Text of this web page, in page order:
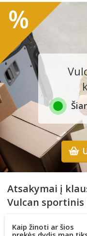
%
Atsakymai į
Vulcan
Kaip žinoti ar šios